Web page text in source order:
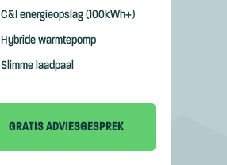
C&I energieopslag (100kWh+)
Hybride warmtepomp
Slimme laadpaal